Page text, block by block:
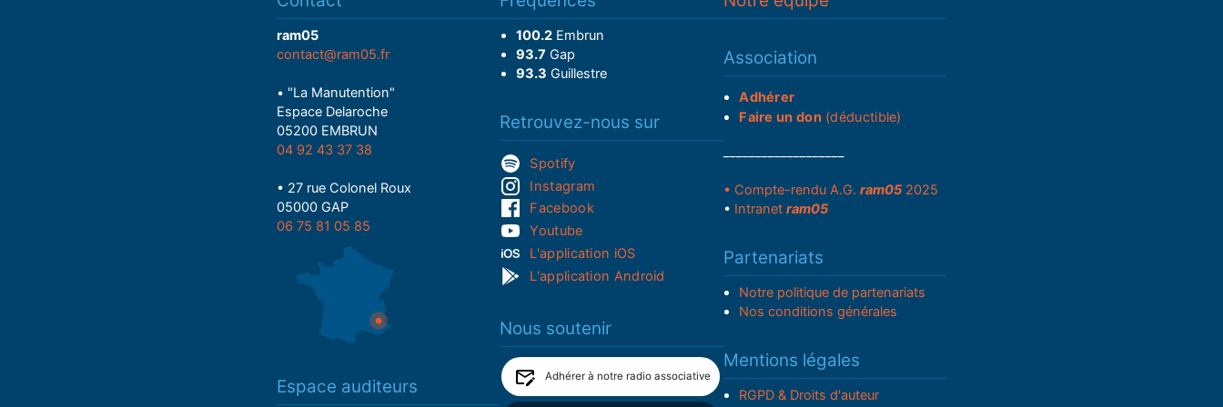
ram05
contact@ram05.fr
• "La Manutention"
Espace Delaroche
05200 EMBRUN
04 92 43 37 38
• 27 rue Colonel Roux
05000 GAP
06 75 81 05 85
Espace auditeurs
100.2Embrun
93.7 Gap
93.3 Guillestre
Retrouvez-nous sur
Spotify
Instagram
Facebook
Youtube
L'application iOS
L'application Android
Nous soutenir
Adhérer à notre radio associative
Association
Adhérer
Faire un don(déductible)
• Compte-rendu A.G. ram052025
• Intranet ram05
Partenariats
Notre politique de partenariats
Nos conditions générales
Mentions légales
RGPD & Droits d'auteur